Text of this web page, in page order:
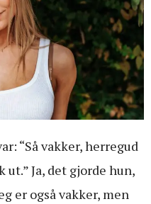
“Så vakker, herregud
ut.” Ja, det gjorde hun,
er også vakker, men